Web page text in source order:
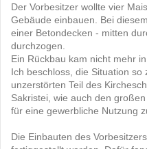
Der Vorbesitzer wollte vier
Gebäude einbauen. Bei
einer Betondecken - mitten
durchzogen.
Ein Rückbau kam nicht mehr in
Ich beschloss, die Situation so
unzerstörten Teil des
Sakristei, wie auch den
für eine gewerbliche Nutzung
Die Einbauten des